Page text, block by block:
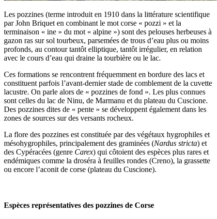
Les pozzines (terme introduit en 1910 dans la littérature scientifique
par John Briquet en combinant le mot corse « pozzi » et la
terminaison « ine » du mot « alpine ») sont des pelouses herbeuses à
gazon ras sur sol tourbeux, parsemées de trous d’eau plus ou moins
profonds, au contour tantôt elliptique, tantôt irrégulier, en relation
avec le cours d’eau qui draine la tourbière ou le lac.
Ces formations se rencontrent fréquemment en bordure des lacs et
constituent parfois l’avant-dernier stade de comblement de la cuvette
lacustre. On parle alors de « pozzines de fond ». Les plus connues
sont celles du lac de Ninu, de Marmanu et du plateau du Cuscione.
Des pozzines dites de « pente » se développent également dans les
zones de sources sur des versants rocheux.
La flore des pozzines est constituée par des végétaux hygrophiles et
mésohygrophiles, principalement des graminées (Nardus stricta) et
des Cypéracées (genre Carex) qui côtoient des espèces plus rares et
endémiques comme la droséra à feuilles rondes (Creno), la grassette
ou encore l’aconit de corse (plateau du Cuscione).
Espèces représentatives des pozzines de Corse